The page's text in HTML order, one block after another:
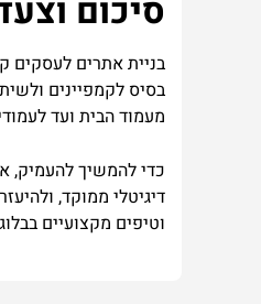
סיכום
בניית אתרים לעסקים
מעמוד הבית ועד
כדי להמשיך להעמיק,
דיגיטלי ממוקד,
וטיפים מקצועיים